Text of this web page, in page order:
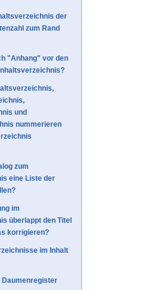
der
zum Rand
"Anhang" vor den
und
nummerieren
zum
eine Liste der
im
überlappt den Titel
korrigieren?
im Inhalt
Daumenregister